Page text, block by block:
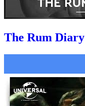
The Rum Diary